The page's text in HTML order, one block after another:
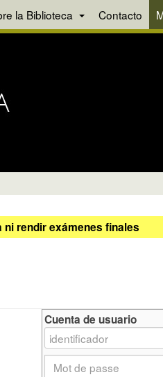
la Biblioteca Contacto
rendir exámenes finales
Cuenta de usuario